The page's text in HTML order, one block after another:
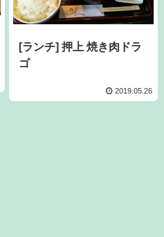
[ランチ] 押上 焼き肉ドラ
ゴ
2019.05.26